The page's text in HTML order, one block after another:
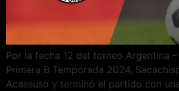
Por la fecha 12 del torneo Argentina
Primera B Temporada 2024,
Acassuso y terminó el partido con